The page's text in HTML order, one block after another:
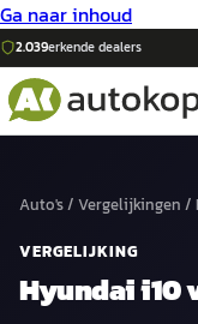
Ga naar inhoud
2.039erkende dealers
Auto's/ Vergelijkingen /
VERGELIJKING
Hyundai i10